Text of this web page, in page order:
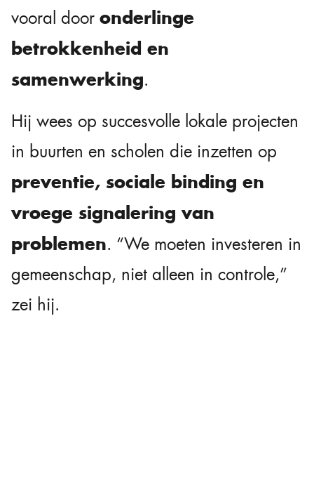
vooral door onderlinge
betrokkenheid en
samenwerking.
Hij wees op succesvolle lokale projecten
in buurten en scholen die inzetten op
preventie, sociale binding en
vroege signalering van
problemen. “We moeten investeren in
gemeenschap, niet alleen in controle,”
zei hij.